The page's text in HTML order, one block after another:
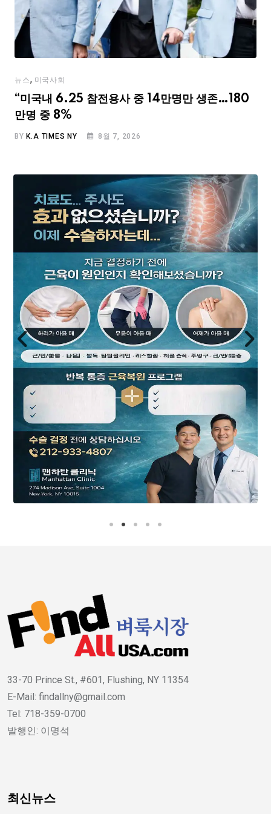
뉴스, 미국사회
“미국내 6.25 참전용사 중 14만명만 생존…180
만명 중 8%
BY K.A TIMES NY 8월 7, 2026
33-70 Prince St., #601, Flushing, NY 11354
E-Mail: findallny@gmail.com
Tel: 718-359-0700
발행인: 이명석
최신뉴스